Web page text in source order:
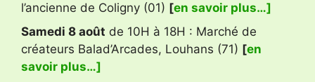
l’ancienne de Coligny (01) [en savoir plus…]
Samedi 8 août de 10H à 18H : Marché de
créateurs Balad’Arcades, Louhans (71) [en
savoir plus…]